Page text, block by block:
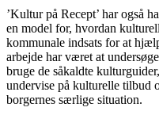
’Kultur på Recept’ har også
en model for, hvordan
kommunale indsats for at
arbejde har været at
bruge de såkaldte
undervise på kulturelle tilbud
borgernes særlige situation.